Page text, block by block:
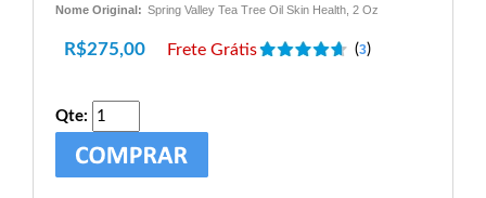
Nome Original: Spring Valley Tea Tree Oil Skin Health, 2 Oz
R$275,00 Frete Grátis (3)
Qte: